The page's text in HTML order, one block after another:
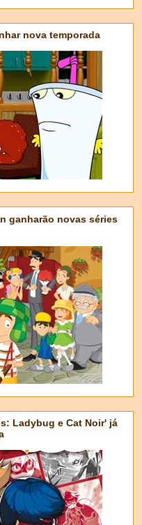
nova temporada
ganharão novas séries
Ladybug e Cat Noir' já